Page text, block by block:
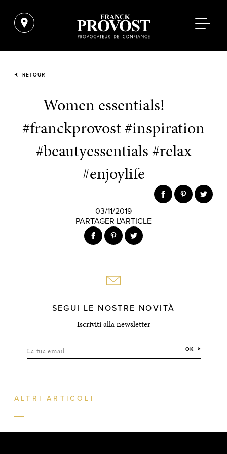
RETOUR
Women essentials! __
#franckprovost #inspiration
#beautyessentials #relax
#enjoylife
03/11/2019
PARTAGER L'ARTICLE
SEGUI LE NOSTRE NOVITÀ
Iscriviti alla newsletter
La tua email OK
ALTRI ARTICOLI